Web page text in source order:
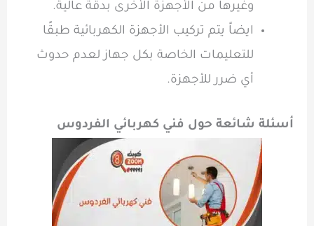
وغيرها من الأجهزة الأخرى بدقة عالية.
ايضاً يتم تركيب الأجهزة الكهربائية طبقًا
للتعليمات الخاصة بكل جهاز لعدم حدوث
أي ضرر للأجهزة.
أسئلة شائعة حول فني كهربائي الفردوس